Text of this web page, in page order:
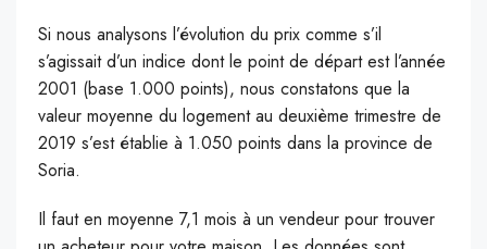
Si nous analysons l’évolution du prix comme s’il
s’agissait d’un indice dont le point de départ est l’année
2001 (base 1.000 points), nous constatons que la
valeur moyenne du logement au deuxième trimestre de
2019 s’est établie à 1.050 points dans la province de
Soria.
Il faut en moyenne 7,1 mois à un vendeur pour trouver